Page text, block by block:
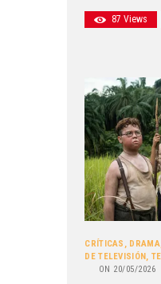
87 Views
CRÍTICAS , DRAMA
DE TELEVISIÓN,
ON 20/05/2026